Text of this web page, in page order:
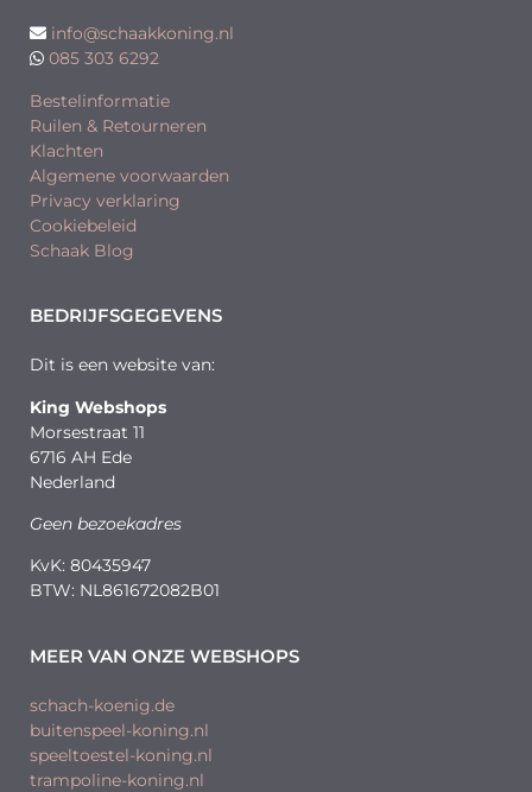
info@schaakkoning.nl
085 303 6292
Bestelinformatie
Ruilen & Retourneren
Klachten
Algemene voorwaarden
Privacy verklaring
Cookiebeleid
Schaak Blog
BEDRIJFSGEGEVENS
Dit is een website van:
King Webshops
Morsestraat 11
6716 AH Ede
Nederland
Geen bezoekadres
KvK: 80435947
BTW: NL861672082B01
MEER VAN ONZE WEBSHOPS
schach-koenig.de
buitenspeel-koning.nl
speeltoestel-koning.nl
trampoline-koning.nl